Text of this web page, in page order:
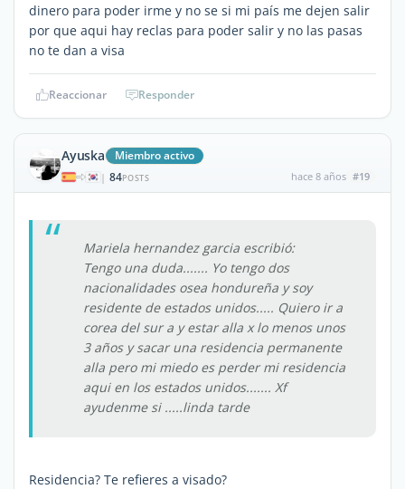
dinero para poder irme y no se si mi país me dejen salir
por que aqui hay reclas para poder salir y no las pasas
no te dan a visa
Reaccionar Responder
Ayuska Miembro activo
| 84POSTS hace 8 años #19
Mariela hernandez garcia escribió:
Tengo una duda....... Yo tengo dos
nacionalidades osea hondureña y soy
residente de estados unidos..... Quiero ir a
corea del sur a y estar alla x lo menos unos
3 años y sacar una residencia permanente
alla pero mi miedo es perder mi residencia
aqui en los estados unidos....... Xf
ayudenme si .....linda tarde
Residencia? Te refieres a visado?